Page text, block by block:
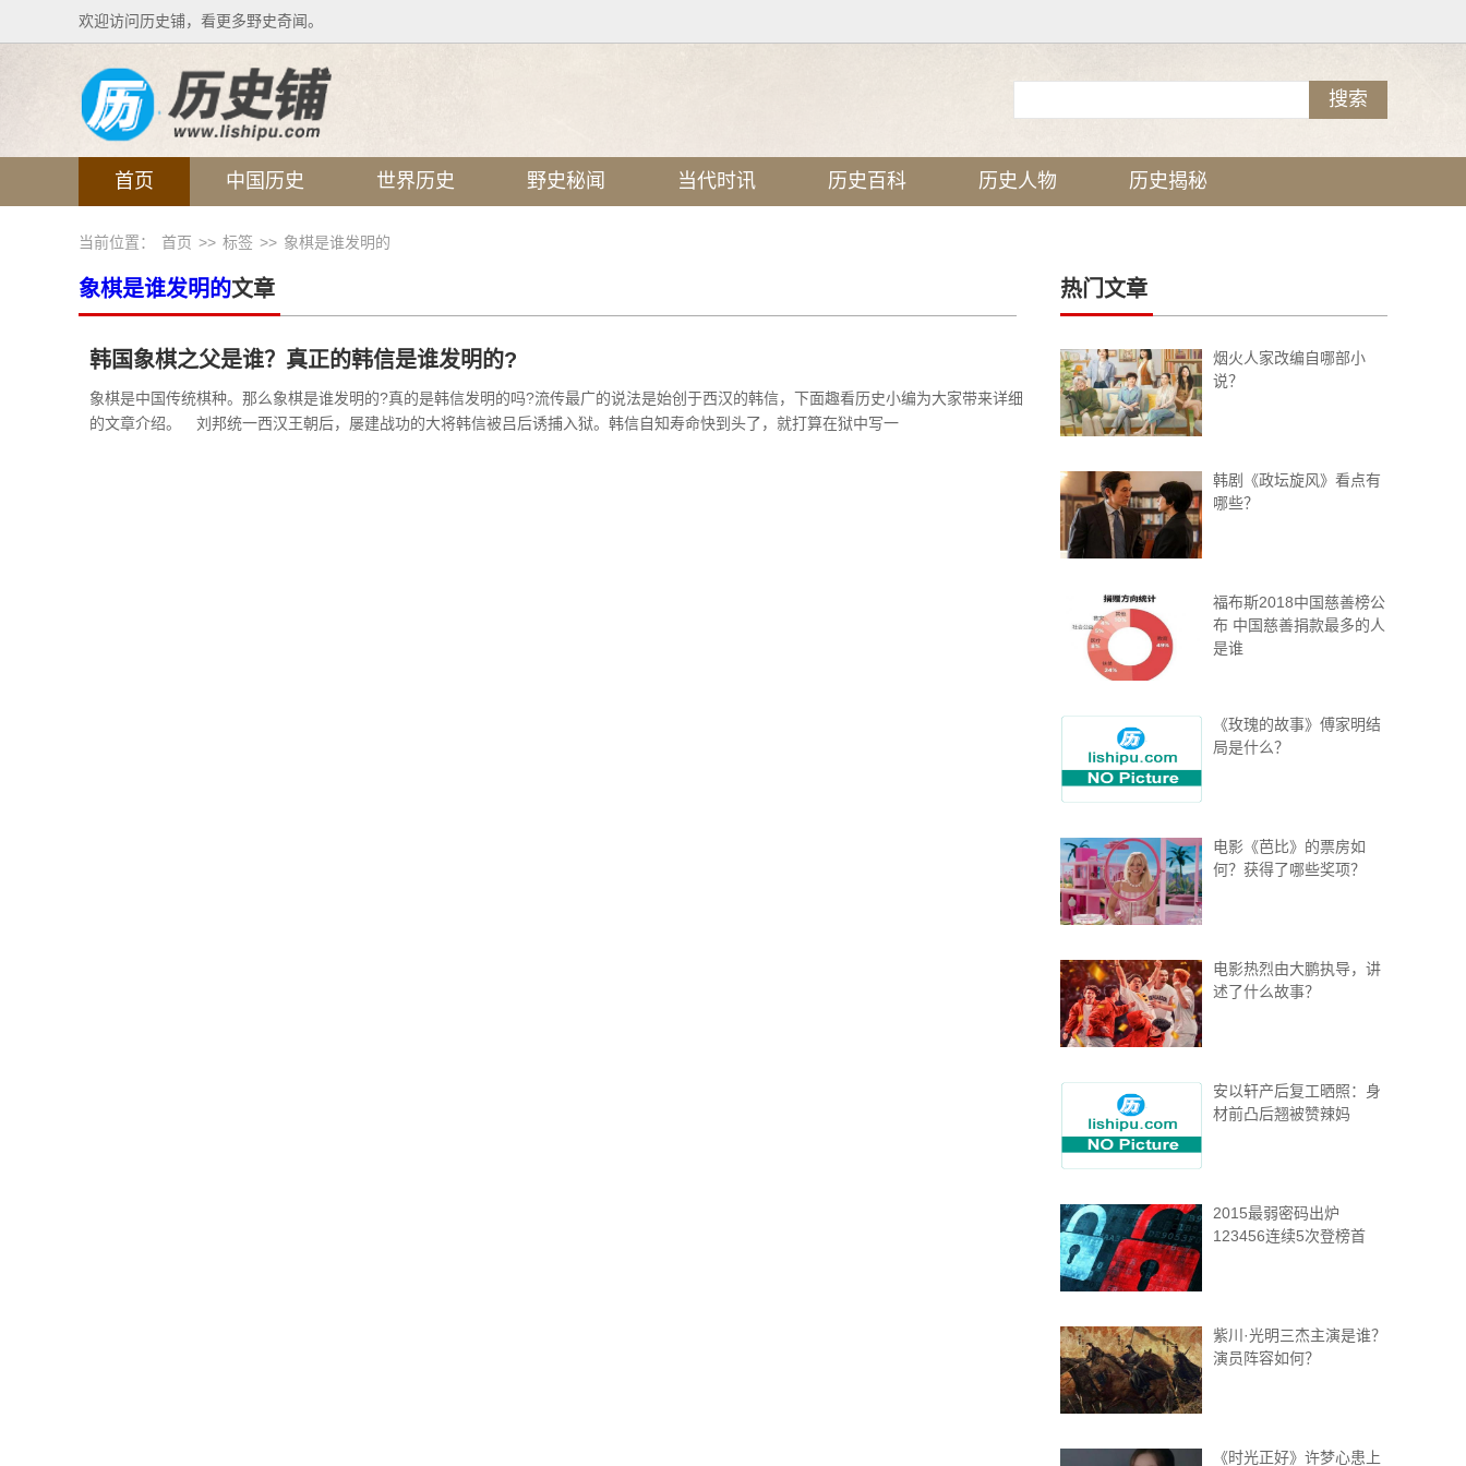
欢迎访问历史铺，看更多野史奇闻。
首页 中国历史 世界历史 野史秘闻 当代时讯 历史百科 历史人物 历史揭秘
当前位置： 首页 >> 标签 >> 象棋是谁发明的
象棋是谁发明的文章
韩国象棋之父是谁？真正的韩信是谁发明的?
象棋是中国传统棋种。那么象棋是谁发明的?真的是韩信发明的吗?流传最广的说法是始创于西汉的韩信，下面趣看历史小编为大家带来详细
的文章介绍。 刘邦统一西汉王朝后，屡建战功的大将韩信被吕后诱捕入狱。韩信自知寿命快到头了，就打算在狱中写一
热门文章
烟火人家改编自哪部小
说？
韩剧《政坛旋风》看点有
哪些？
福布斯2018中国慈善榜公
布 中国慈善捐款最多的人
是谁
《玫瑰的故事》傅家明结
局是什么？
电影《芭比》的票房如
何？获得了哪些奖项？
电影热烈由大鹏执导，讲
述了什么故事？
安以轩产后复工晒照：身
材前凸后翘被赞辣妈
2015最弱密码出炉
123456连续5次登榜首
紫川·光明三杰主演是谁？
演员阵容如何？
《时光正好》许梦心患上